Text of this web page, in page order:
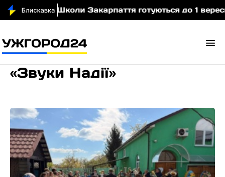
Школи Закарпаття готуються до 1
«Звуки Надії»